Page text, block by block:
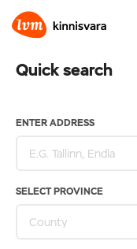
Quick search
ENTER ADDRESS
SELECT PROVINCE